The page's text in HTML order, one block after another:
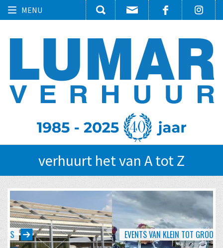
Toggle
MENU
verhuurt het van A tot Z
EVENTS VAN KLEIN TOT GROOT